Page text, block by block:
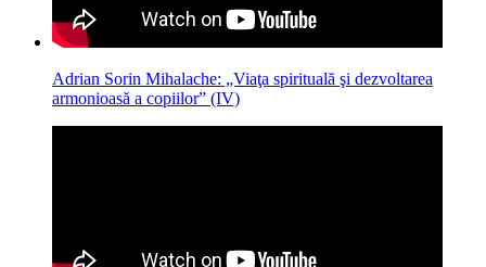
Adrian Sorin Mihalache: „Viaţa spirituală şi dezvoltarea
armonioasă a copiilor” (IV)